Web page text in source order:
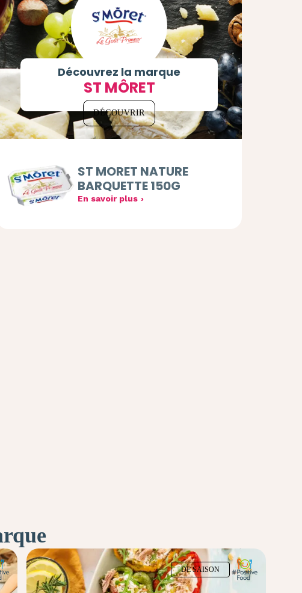
Découvrez la marque
ST MÔRET
DÉCOUVRIR
ST MORET NATURE
BARQUETTE 150G
En savoir plus
DE SAISON